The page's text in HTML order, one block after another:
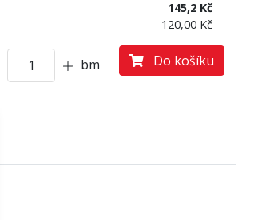
145,2 Kč
120,00 Kč
bm Do košíku